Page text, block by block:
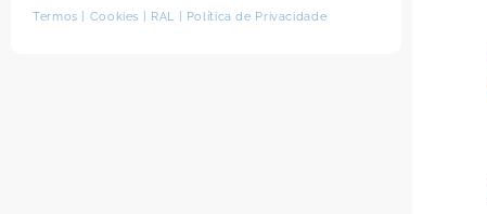
Termos Cookies RAL Política de Privacidade